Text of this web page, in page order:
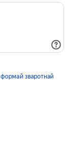
формай зваротнай